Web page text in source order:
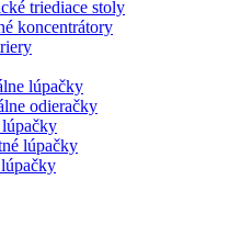
triediace stoly
koncentrátory
lúpačky
odieračky
lúpačky